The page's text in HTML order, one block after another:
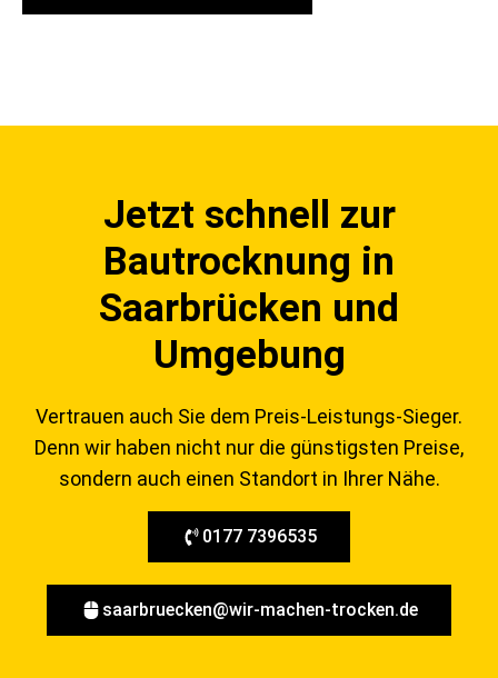
Jetzt schnell zur
Bautrocknung in
Saarbrücken und
Umgebung
Vertrauen auch Sie dem Preis-Leistungs-Sieger.
Denn wir haben nicht nur die günstigsten Preise,
sondern auch einen Standort in Ihrer Nähe.
0177 7396535
saarbruecken@wir-machen-trocken.de